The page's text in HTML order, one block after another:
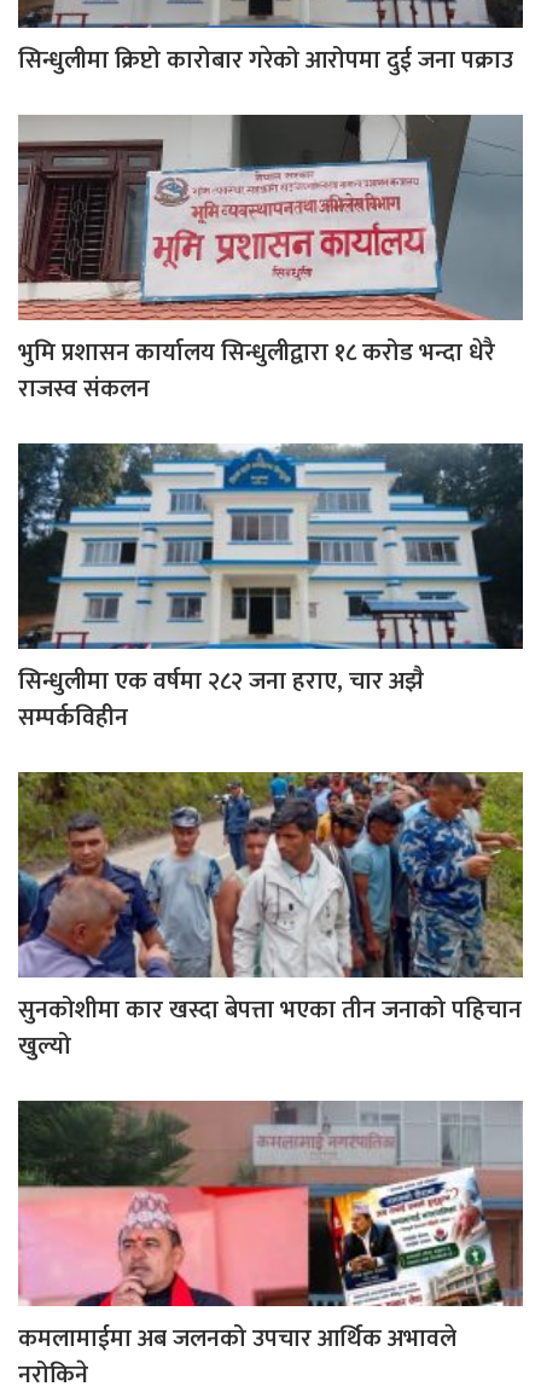
सिन्धुलीमा क्रिप्टो कारोबार गरेको आरोपमा दुई जना पक्राउ
भुमि प्रशासन कार्यालय सिन्धुलीद्वारा १८ करोड भन्दा धेरै
राजस्व संकलन
सिन्धुलीमा एक वर्षमा २८२ जना हराए, चार अझै
सम्पर्कविहीन
सुनकोशीमा कार खस्दा बेपत्ता भएका तीन जनाको पहिचान
खुल्यो
कमलामाईमा अब जलनको उपचार आर्थिक अभावले
नरोकिने